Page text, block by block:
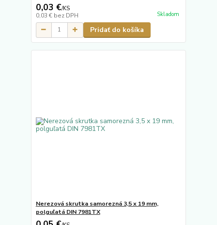
0,03 €/KS
0,03 € bez DPH Skladom
Pridať do košíka
Nerezová skrutka samorezná 3,5 x 19 mm,
polguľatá DIN 7981TX